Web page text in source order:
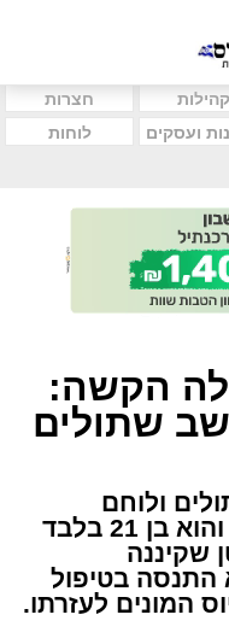
קהילות
חצרות
ועסקים
לוחות
הקשה:
שתולים
תושב שתולים ולוחם
בצנחנים הלך אמש לעולמו והוא בן 21 בלבד
שקיננה
התנסה בטיפול
המונים לעזרתו.